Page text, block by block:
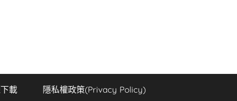
載 隱私權政策(Privacy Policy)